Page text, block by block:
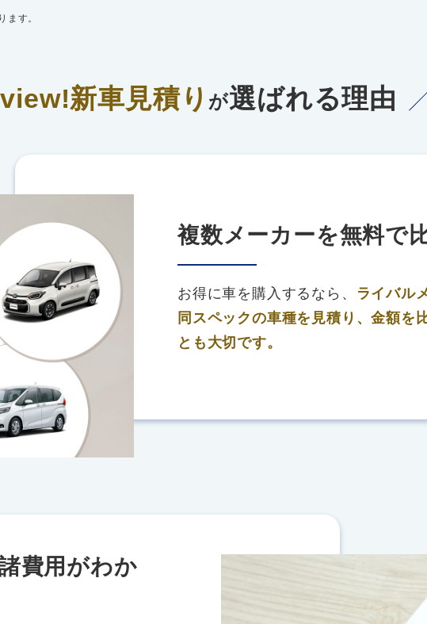
ます。
新車見積り が選ばれる理由
複数メーカーを無料で
お得に車を購入するなら、
ライバル
同スペックの車種を見積り、金額を
とも大切です。
費用がわか